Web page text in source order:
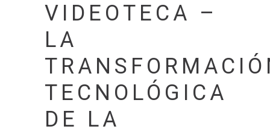
VIDEOTECA –
LA
TECNOLÓGICA
DE LA